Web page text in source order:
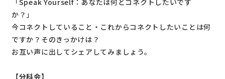
か？」
今コネクトしていること・これからコネクトしたいことは何
ですか？そのきっかけは？
お互い声に出してシェアしてみましょう。
【分科会】